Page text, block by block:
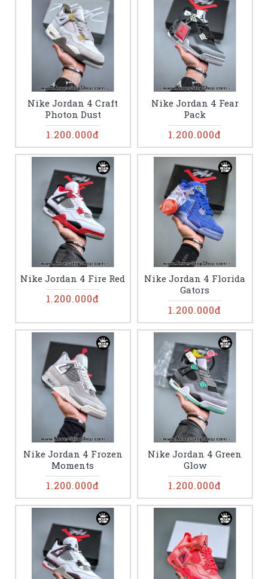
Nike Jordan 4 Craft
Photon Dust
1.200.000đ
Nike Jordan 4 Fear
Pack
1.200.000đ
Nike Jordan 4 Fire Red
1.200.000đ
Nike Jordan 4 Florida
Gators
1.200.000đ
Nike Jordan 4 Frozen
Moments
1.200.000đ
Nike Jordan 4 Green
Glow
1.200.000đ